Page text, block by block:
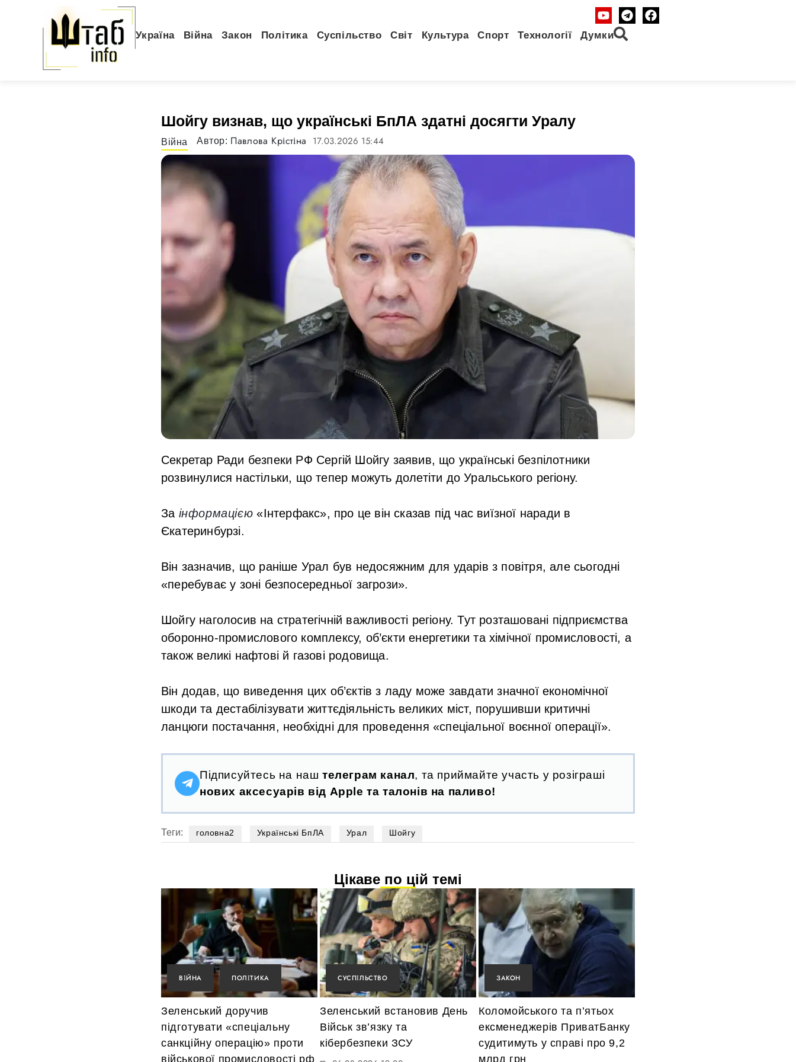
Україна Війна Закон Політика Суспільство Світ Культура Спорт Технології Думки
Шойгу визнав, що українські БпЛА здатні досягти Уралу
Війна Автор: Павлова Крістіна 17.03.2026 15:44
Секретар Ради безпеки РФ Сергій Шойгу заявив, що українські безпілотники
розвинулися настільки, що тепер можуть долетіти до Уральського регіону.
За інформацією «Інтерфакс», про це він сказав під час виїзної наради в
Єкатеринбурзі.
Він зазначив, що раніше Урал був недосяжним для ударів з повітря, але сьогодні
«перебуває у зоні безпосередньої загрози».
Шойгу наголосив на стратегічній важливості регіону. Тут розташовані підприємства
оборонно-промислового комплексу, об’єкти енергетики та хімічної промисловості, а
також великі нафтові й газові родовища.
Він додав, що виведення цих об’єктів з ладу може завдати значної економічної
шкоди та дестабілізувати життєдіяльність великих міст, порушивши критичні
ланцюги постачання, необхідні для проведення «спеціальної воєнної операції».
Підписуйтесь на наш телеграм канал, та приймайте участь у розіграші
нових аксесуарів від Apple та талонів на паливо!
Теги: головна2 Українські БпЛА Урал Шойгу
Цікаве по цій темі
ВІЙНА ПОЛІТИКА
Зеленський доручив
підготувати «спеціальну
санкційну операцію» проти
військової промисловості рф
СУСПІЛЬСТВО
Зеленський встановив День
Військ зв’язку та
кібербезпеки ЗСУ
ЗАКОН
Коломойського та п’ятьох
ексменеджерів ПриватБанку
судитимуть у справі про 9,2
млрд грн